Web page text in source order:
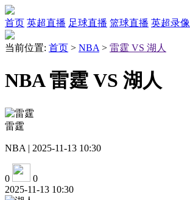
首页 英超直播 足球直播 篮球直播 英超录像
当前位置: 首页 > NBA > 雷霆 VS 湖人
NBA 雷霆 VS 湖人
雷霆
NBA | 2025-11-13 10:30
0
0
2025-11-13 10:30